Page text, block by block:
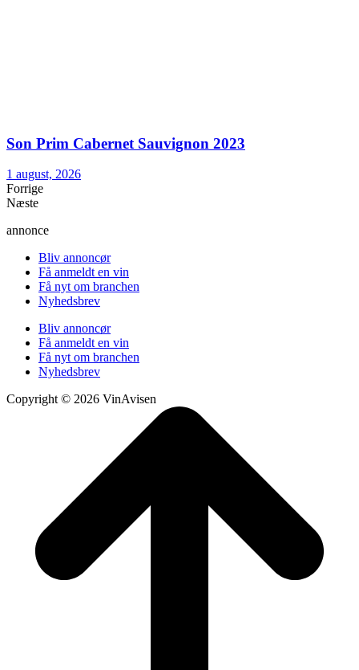
Son Prim Cabernet Sauvignon 2023
1 august, 2026
Forrige
Næste
annonce
Bliv annoncør
Få anmeldt en vin
Få nyt om branchen
Nyhedsbrev
Bliv annoncør
Få anmeldt en vin
Få nyt om branchen
Nyhedsbrev
Copyright © 2026 VinAvisen